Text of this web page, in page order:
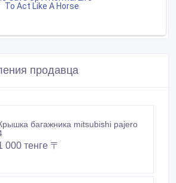
продавца
багажника mitsubishi pajero
000 тенге 〒